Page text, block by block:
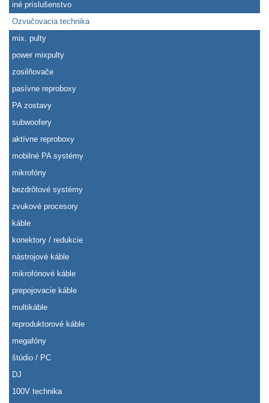
iné príslušenstvo
Ozvučovacia technika
mix. pulty
power mixpulty
zosilňovače
pasívne reproboxy
PA zostavy
subwoofery
aktívne reproboxy
mobilné PA systémy
mikrofóny
bezdrôtové systémy
zvukové procesory
káble
konektory / redukcie
nástrojové káble
mikrofónové káble
prepojovacie káble
multikáble
reproduktorové káble
megafóny
štúdio / PC
DJ
100V technika